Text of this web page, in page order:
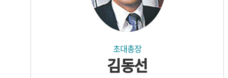
초대총장
김동선